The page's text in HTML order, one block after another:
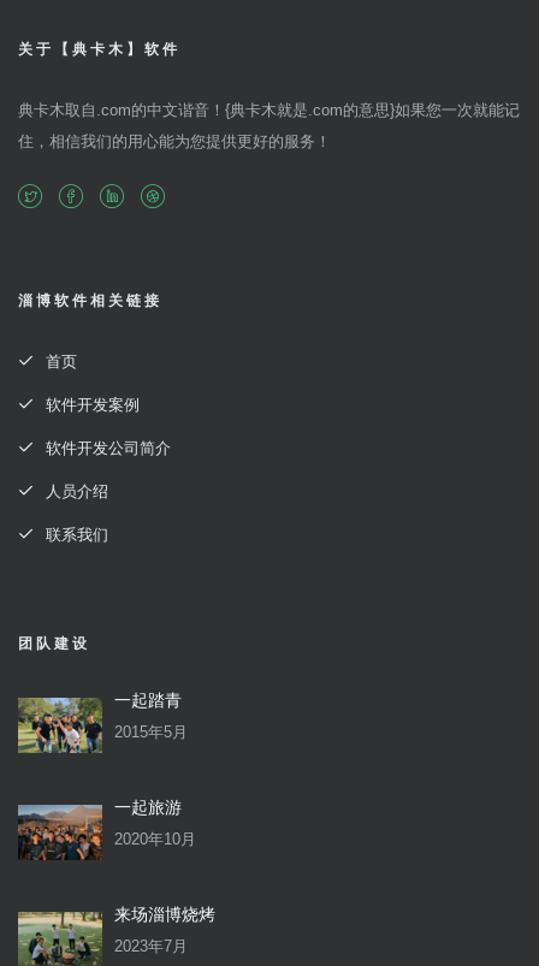
关于【典卡木】软件
典卡木取自.com的中文谐音！{典卡木就是.com的意思}如果您一次就能记
住，相信我们的用心能为您提供更好的服务！
淄博软件相关链接
首页
软件开发案例
软件开发公司简介
人员介绍
联系我们
团队建设
一起踏青
2015年5月
一起旅游
2020年10月
来场淄博烧烤
2023年7月